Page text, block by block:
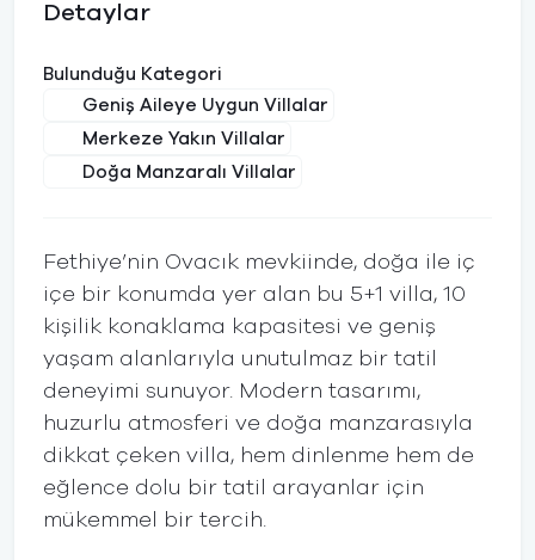
Detaylar
Bulunduğu Kategori
Geniş Aileye Uygun Villalar
Merkeze Yakın Villalar
Doğa Manzaralı Villalar
Fethiye’nin Ovacık mevkiinde, doğa ile iç
içe bir konumda yer alan bu 5+1 villa, 10
kişilik konaklama kapasitesi ve geniş
yaşam alanlarıyla unutulmaz bir tatil
deneyimi sunuyor. Modern tasarımı,
huzurlu atmosferi ve doğa manzarasıyla
dikkat çeken villa, hem dinlenme hem de
eğlence dolu bir tatil arayanlar için
mükemmel bir tercih.